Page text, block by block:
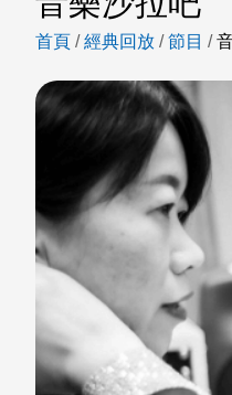
首頁 /經典回放 /節目 /